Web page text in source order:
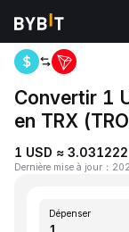
Accueil
Convertir 1
en TRX
1 USD ≈ 3.031222
Dernière mise à jour ：
Dépenser